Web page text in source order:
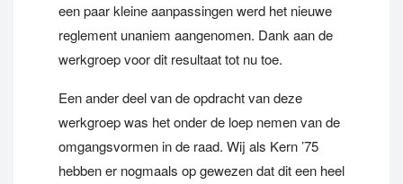
een paar kleine aanpassingen werd het nieuwe
reglement unaniem aangenomen. Dank aan de
werkgroep voor dit resultaat tot nu toe.
Een ander deel van de opdracht van deze
werkgroep was het onder de loep nemen van de
omgangsvormen in de raad. Wij als Kern ’75
hebben er nogmaals op gewezen dat dit een heel